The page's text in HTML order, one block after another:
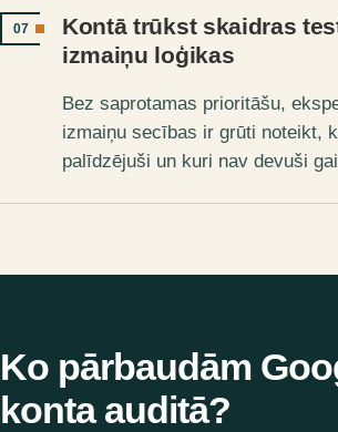
07
Kontā trūkst skaidras
izmaiņu loģikas
Bez saprotamas prioritāšu,
izmaiņu secības ir grūti noteikt,
palīdzējuši un kuri nav devuši
Ko pārbaudām
konta auditā?